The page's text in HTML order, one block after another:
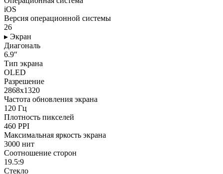
iOS
Версия операционной системы
26
▸ Экран
Диагональ
6.9"
Тип экрана
OLED
Разрешение
2868x1320
Частота обновления экрана
120 Гц
Плотность пикселей
460 PPI
Максимальная яркость экрана
3000 нит
Соотношение сторон
19.5:9
Стекло